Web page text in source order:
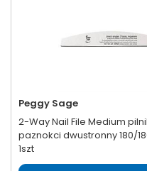
Peggy Sage
2-Way Nail File Medium
paznokci dwustronny 180/
1szt